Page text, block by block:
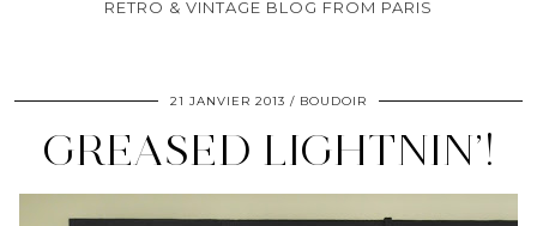
RETRO & VINTAGE BLOG FROM PARIS
21 JANVIER 2013 BOUDOIR
GREASED LIGHTNIN’!